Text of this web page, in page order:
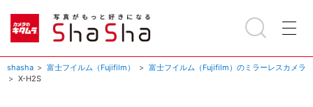
shasha 富士フイルム（Fujifilm）
富士フイルム（Fujifilm）のミラーレスカメラ
X-H2S